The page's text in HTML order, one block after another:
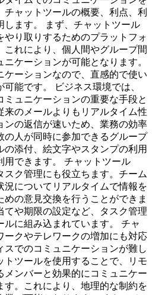
ャットツールの概要、利点、利
します。 まず、チャットツール
やり取りするためのプラットフォ
これにより、個人間やグループ間
ケーションが可能となります。
ケーションなので、直感的で使い
能です。 ビジネス環境では、
ュニケーションの重要な手段と
来のメールよりもリアルタイム性
ンの返信が速いため、業務の効率
の人が同時に参加できるグループ
添付、絵文字やスタンプの利用
用できます。 チャットツール
スク管理にも役立ちます。チーム
況についてリアルタイムで情報を
の意見交換を行うことができま
てや期限の設定など、タスク管理
に組み込まれています。 チャ
ークやテレワークの増加にも対応
スでのコミュニケーションが難し
トツールを使用することで、リモ
メンバーと効果的にコミュニケー
す。これにより、地理的な制約を